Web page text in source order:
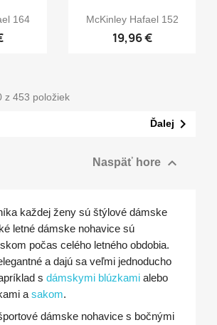
164 McKinley Hafael 152
19,96 €
z 453 položiek
Ďalej 
Naspäť hore 
každej ženy sú štýlové dámske
letné dámske nohavice sú
počas celého letného obdobia.
a dajú sa veľmi jednoducho
s dámskymi blúzkami alebo
a sakom.
dámske nohavice s bočnými